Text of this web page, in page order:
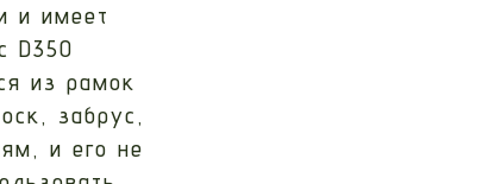
и имеет
D350
из рамок
забрус,
и его не